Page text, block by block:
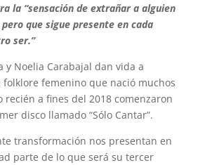
la “sensación de extrañar a alguien
que sigue presente en cada
ser.”
y Noelia Carabajal dan vida a
folklore femenino que nació muchos
recién a fines del 2018 comenzaron
disco llamado “Sólo Cantar”.
transformación nos presentan en
parte de lo que será su tercer